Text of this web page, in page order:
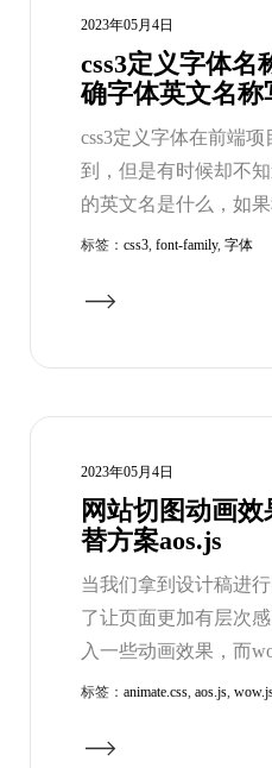
2023年05月4日
css3定义字体名
确字体英文名称
css3定义字体在前端
到，但是有时候却不
的英文名是什么，如
标签： css3, font-family, 字体
2023年05月4日
网站切图动画
替方案aos.js
当我们拿到设计稿进
了让页面更加有层次
入一些动画效果，而
标签： animate.css, aos.js,